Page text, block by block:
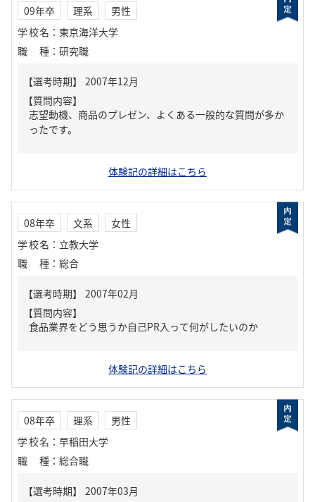
09年卒 理系
男性
学校名 ： 東京海洋大学
職種 ： 研究職
【質問内容】
志望動機、商品のプレゼン、よくある一般的な質問が多か
ったです。
体験記の詳細はこちら
08年卒 文系
女性
学校名 ： 立教大学
職種 ： 総合
【質問内容】
食品業界をどう思うか自己PR入って何がしたいのか
体験記の詳細はこちら
08年卒 理系
男性
学校名 ： 早稲田大学
職種 ： 総合職